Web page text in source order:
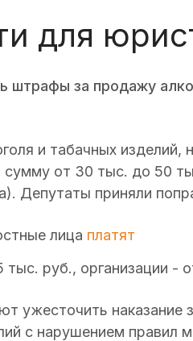
для
штрафы за продажу
и табачных
сумму от 30 тыс. до 50
Депутаты приняли
лица платят
тыс. руб., организации -
ужесточить наказание
с нарушением правил